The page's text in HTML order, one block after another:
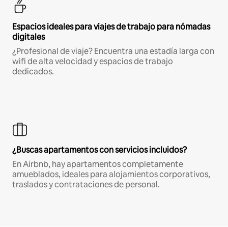
Espacios ideales para viajes de trabajo para nómadas
digitales
¿Profesional de viaje? Encuentra una estadía larga con
wifi de alta velocidad y espacios de trabajo
dedicados.
¿Buscas apartamentos con servicios incluidos?
En Airbnb, hay apartamentos completamente
amueblados, ideales para alojamientos corporativos,
traslados y contrataciones de personal.